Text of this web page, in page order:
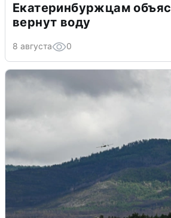
Екатеринбуржцам
вернут воду
8 августа 0